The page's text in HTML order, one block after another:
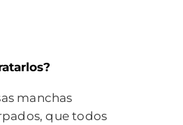
manchas
que todos